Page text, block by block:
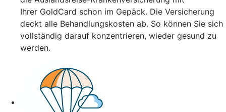
Ihrer GoldCard schon im Gepäck. Die Versicherung
deckt alle Behandlungskosten ab. So können Sie sich
vollständig darauf konzentrieren, wieder gesund zu
werden.